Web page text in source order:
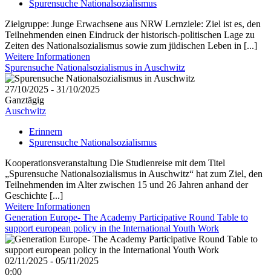
Spurensuche Nationalsozialismus
Zielgruppe: Junge Erwachsene aus NRW Lernziele: Ziel ist es, den
Teilnehmenden einen Eindruck der historisch-politischen Lage zu
Zeiten des Nationalsozialismus sowie zum jüdischen Leben in [...]
Weitere Informationen
Spurensuche Nationalsozialismus in Auschwitz
27/10/2025 - 31/10/2025
Ganztägig
Auschwitz
Erinnern
Spurensuche Nationalsozialismus
Kooperationsveranstaltung Die Studienreise mit dem Titel
„Spurensuche Nationalsozialismus in Auschwitz“ hat zum Ziel, den
Teilnehmenden im Alter zwischen 15 und 26 Jahren anhand der
Geschichte [...]
Weitere Informationen
Generation Europe- The Academy Participative Round Table to
support european policy in the International Youth Work
02/11/2025 - 05/11/2025
0:00